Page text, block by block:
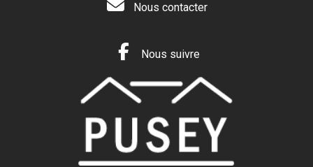
Nous contacter
Nous suivre